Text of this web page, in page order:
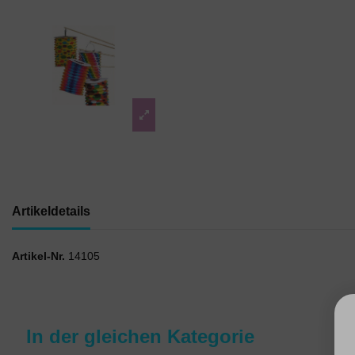
Artikeldetails
Artikel-Nr. 14105
In der gleichen Kategorie